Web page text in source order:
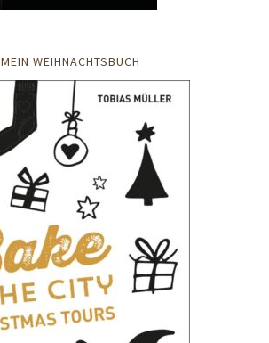
MEIN WEIHNACHTSBUCH